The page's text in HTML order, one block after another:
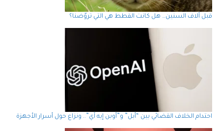
قبل آلاف السنين… هل كانت القطط هي التي تروّضنا؟
احتدام الخلاف القضائي بين “أبل” و”أوبن إيه آي”.. ونزاع حول أسرار الأجهزة